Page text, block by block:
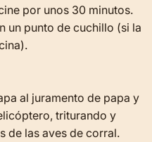
por unos 30 minutos.
un punto de cuchillo (si la
al juramento de papa y
triturando y
de las aves de corral.